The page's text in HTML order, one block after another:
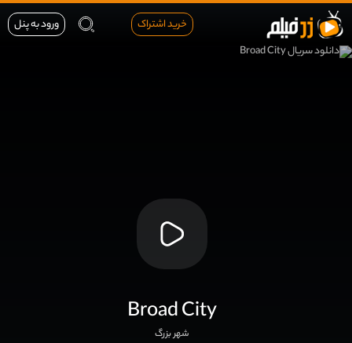
خرید اشتراک ورود به پنل
Broad City
شهر بزرگ